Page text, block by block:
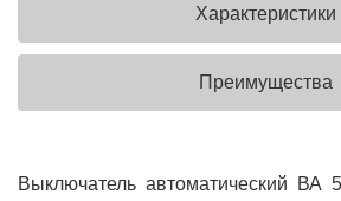
Характеристики
Преимущества
Выключатель автоматический ВА